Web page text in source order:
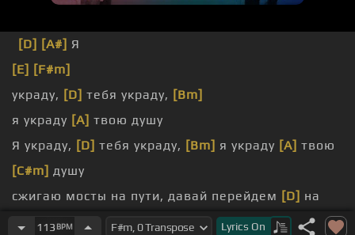
[D] [A#] Я
[E] [F#m]
украду, [D] тебя украду, [Bm]
я украду [A] твою душу
Я украду, [D] тебя украду, [Bm] я украду [A] твою
[C#m] душу
сжигаю мосты на пути, давай перейдем [D] на
дырь113 BPM Lyrics On